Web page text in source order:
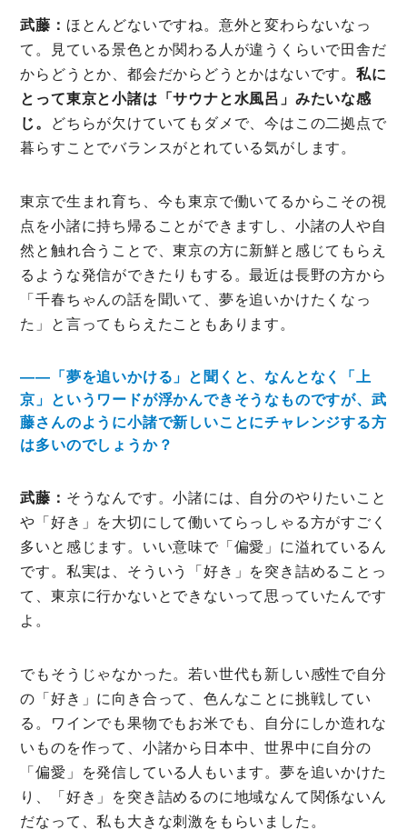
武藤： ほとんどないですね。意外と変わらないなっ
て。見ている景色とか関わる人が違うくらいで田舎だ
からどうとか、都会だからどうとかはないです。 私に
とって東京と小諸は「サウナと水風呂」みたいな感
じ。
どちらが欠けていてもダメで、今はこの二拠点で
暮らすことでバランスがとれている気がします。
東京で生まれ育ち、今も東京で働いてるからこその視
点を小諸に持ち帰ることができますし、小諸の人や自
然と触れ合うことで、東京の方に新鮮と感じてもらえ
るような発信ができたりもする。最近は長野の方から
「千春ちゃんの話を聞いて、夢を追いかけたくなっ
た」と言ってもらえたこともあります。
――「夢を追いかける」と聞くと、なんとなく「上
京」というワードが浮かんできそうなものですが、武
藤さんのように小諸で新しいことにチャレンジする方
は多いのでしょうか？
武藤： そうなんです。小諸には、自分のやりたいこと
や「好き」を大切にして働いてらっしゃる方がすごく
多いと感じます。いい意味で「偏愛」に溢れているん
です。私実は、そういう「好き」を突き詰めることっ
て、東京に行かないとできないって思っていたんです
よ。
でもそうじゃなかった。若い世代も新しい感性で自分
の「好き」に向き合って、色んなことに挑戦してい
る。ワインでも果物でもお米でも、自分にしか造れな
いものを作って、小諸から日本中、世界中に自分の
「偏愛」を発信している人もいます。夢を追いかけた
り、「好き」を突き詰めるのに地域なんて関係ないん
だなって、私も大きな刺激をもらいました。